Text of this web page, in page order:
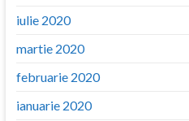
iulie 2020
martie 2020
februarie 2020
ianuarie 2020